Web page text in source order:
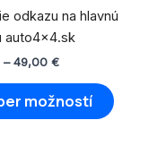
odkazu na hlavnú
auto4x4.sk
– 49,00 €
49,00 €
možností
si